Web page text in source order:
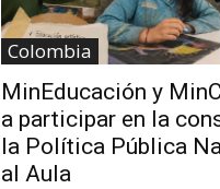
Colombia
MinEducación y
a participar en la
la Política Pública
al Aula